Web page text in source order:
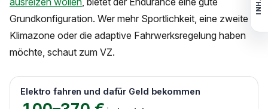
Grundkonfiguration. Wer mehr Sportlichkeit, eine zweite
Klimazone oder die adaptive Fahrwerksregelung haben
möchte, schaut zum VZ.
Elektro fahren und dafür Geld bekommen